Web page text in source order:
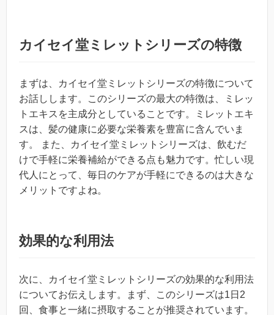
カイセイ堂ミレットシリーズの特徴
まずは、カイセイ堂ミレットシリーズの特徴について
お話しします。このシリーズの最大の特徴は、ミレッ
トエキスを主成分としていることです。ミレットエキ
スは、髪の健康に必要な栄養素を豊富に含んでいま
す。 また、カイセイ堂ミレットシリーズは、飲むだ
けで手軽に栄養補給ができる点も魅力です。忙しい現
代人にとって、毎日のケアが手軽にできるのは大きな
メリットですよね。
効果的な利用法
次に、カイセイ堂ミレットシリーズの効果的な利用法
についてお伝えします。まず、このシリーズは1日2
回、食事と一緒に摂取することが推奨されています。